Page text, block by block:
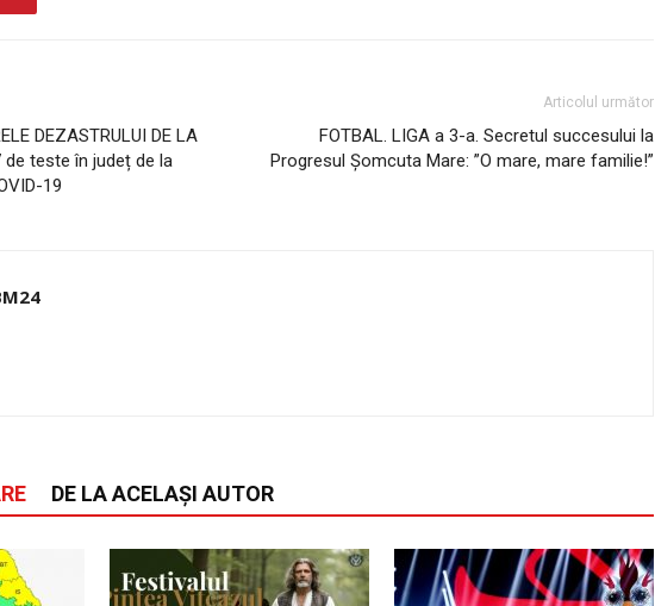
DEZASTRULUI DE LA
de teste în județ de la
19
Articolul următor
FOTBAL. LIGA a 3-a. Secretul succesului la
Progresul Șomcuta Mare: ”O mare, mare familie!”
DE LA ACELAȘI AUTOR